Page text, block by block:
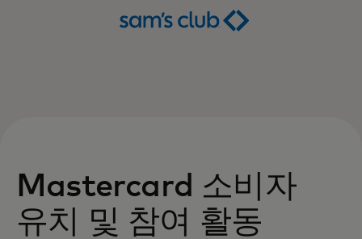
Mastercard 소비자
유치 및 참여 활동